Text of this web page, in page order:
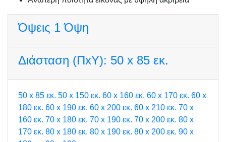
Όψεις 1 Όψη
Διάσταση (ΠxΥ): 50 x 85 εκ.
50 x 85 εκ. 50 x 150 εκ. 60 x 160 εκ. 60 x 170 εκ. 60 x
180 εκ. 60 x 190 εκ. 60 x 200 εκ. 60 x 210 εκ. 70 x
160 εκ. 70 x 180 εκ. 70 x 190 εκ. 70 x 200 εκ. 80 x
170 εκ. 80 x 180 εκ. 80 x 190 εκ. 80 x 200 εκ. 90 x